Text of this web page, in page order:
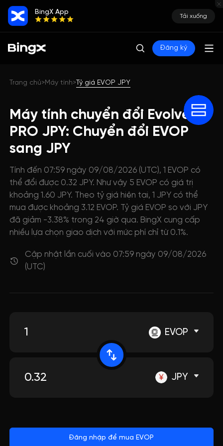
BingX App
Tải xuống
Đăng ký
Trang chủ>Máy tính>Tỷ giá EVOP JPY
Máy tính chuyển đổi Evolve
PRO JPY: Chuyển đổi EVOP
sang JPY
Tính đến 07:59 ngày 09/08/2026 (UTC), 1 EVOP có
thể đổi được 0.32 JPY. Như vậy 5 EVOP có giá trị
khoảng 1.60 JPY. Theo tỷ giá hiện tại, 1 JPY có thể
mua được khoảng 3.12 EVOP. Tỷ giá EVOP so với JPY
đã giảm -3.38% trong 24 giờ qua. BingX cung cấp
nhiều lựa chọn giao dịch với mức phí chỉ từ 0.1%.
Cập nhật lần cuối vào 07:59 ngày 09/08/2026
(UTC)
EVOP
JPY
Đăng nhập để mua EVOP